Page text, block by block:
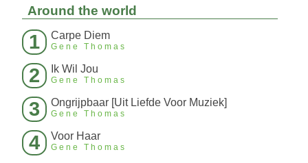
Around the world
1 Carpe Diem
Gene Thomas
2 Ik Wil Jou
Gene Thomas
3 Ongrijpbaar [Uit Liefde Voor Muziek]
Gene Thomas
4 Voor Haar
Gene Thomas